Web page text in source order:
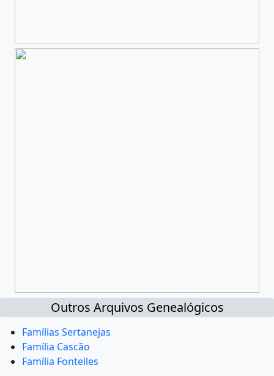
Outros Arquivos Genealógicos
Famílias Sertanejas
Família Cascão
Família Fontelles